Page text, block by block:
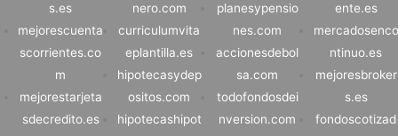
s.es
mejorescuenta
scorrientes.co
m
mejorestarjeta
sdecredito.es
nero.com
curriculumvita
eplantilla.es
hipotecasydep
ositos.com
hipotecashipot
planesypensio
nes.com
accionesdebol
sa.com
todofondosdei
nversion.com
ente.es
mercadosenco
ntinuo.es
mejoresbroker
s.es
fondoscotizad